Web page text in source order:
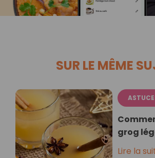
SUR LE MÊME
grog
Lire la